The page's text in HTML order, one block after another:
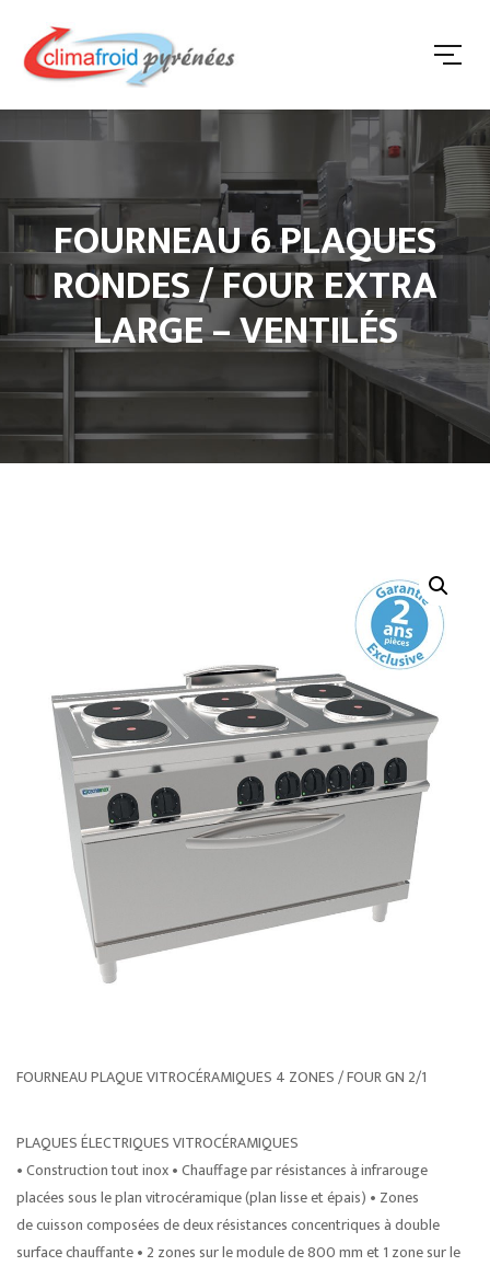
FOURNEAU 6 PLAQUES
RONDES / FOUR EXTRA
LARGE – VENTILÉS
FOURNEAU PLAQUE VITROCÉRAMIQUES 4 ZONES / FOUR GN 2/1
PLAQUES ÉLECTRIQUES VITROCÉRAMIQUES
• Construction tout inox • Chauffage par résistances à infrarouge
placées sous le plan vitrocéramique (plan lisse et épais) • Zones
de cuisson composées de deux résistances concentriques à double
surface chauffante • 2 zones sur le module de 800 mm et 1 zone sur le